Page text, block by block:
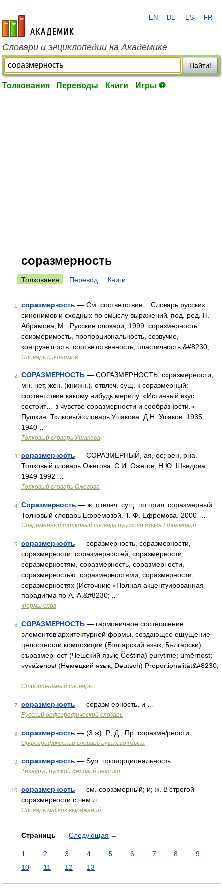
academic.ru
EN DE ES FR
Словари и энциклопедии на Академике
Найти!
Толкования Переводы Книги Игры ⚽
соразмерность
Толкование Перевод Книги
1 соразмерность — См. соответствие... Словарь русских
синонимов и сходных по смыслу выражений. под. ред. Н.
Абрамова, М.: Русские словари, 1999. соразмерность
соизмеримость, пропорциональность, созвучие,
конгруэнтгость, соответственность, пластичность,&#8230; …
Словарь синонимов
2 СОРАЗМЕРНОСТЬ — СОРАЗМЕРНОСТЬ, соразмерности,
мн. нет, жен. (книжн.). отвлеч. сущ. к соразмерный;
соответствие какому нибудь мерилу. «Истинный вкус
состоит… в чувстве соразмерности и сообразности.»
Пушкин. Толковый словарь Ушакова. Д.Н. Ушаков. 1935
1940 …
Толковый словарь Ушакова
3 соразмерность — СОРАЗМЕРНЫЙ, ая, ое; рен, рна.
Толковый словарь Ожегова. С.И. Ожегов, Н.Ю. Шведова.
1949 1992 …
Толковый словарь Ожегова
4 Соразмерность — ж. отвлеч. сущ. по прил. соразмерный
Толковый словарь Ефремовой. Т. Ф. Ефремова. 2000 …
Современный толковый словарь русского языка Ефремовой
5 соразмерность — соразмерность, соразмерности,
соразмерности, соразмерностей, соразмерности,
соразмерностям, соразмерность, соразмерности,
соразмерностью, соразмерностями, соразмерности,
соразмерностях (Источник: «Полная акцентуированная
парадигма по А. А.&#8230; …
Формы слов
6 СОРАЗМЕРНОСТЬ — гармоничное соотношение
элементов архитектурной формы, создающее ощущение
целостности композиции (Болгарский язык; Български)
съразмерност (Чешский язык; Čeština) eurytmie; úměrnost;
vyváženost (Немецкий язык; Deutsch) Proportionalität&#8230;
Строительный словарь
7 соразмерность — соразм ерность, и …
Русский орфографический словарь
8 соразмерность — (3 ж), Р., Д., Пр. соразме/рности …
Орфографический словарь русского языка
9 соразмерность — Syn: пропорциональность …
Тезаурус русской деловой лексики
10 соразмерность — см. соразмерный; и; ж. В строгой
соразмерности с чем л …
Словарь многих выражений
Страницы Следующая →
1 2 3 4 5 6 7 8
9
10
11 12 13